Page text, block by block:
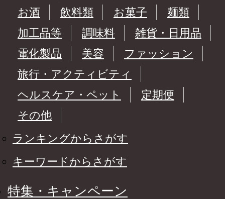
お酒
飲料類 お菓子
麺類
加工品等
調味料
雑貨・日用品
電化製品
美容
ファッション
旅行・アクティビティ
ヘルスケア・ペット
定期便
その他
ランキングからさがす
キーワードからさがす
特集・キャンペーン